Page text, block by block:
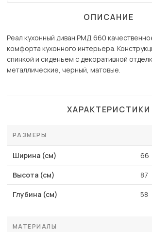
ОПИСАНИЕ
Реал кухонный диван РМД 660
комфорта кухонного интерьера.
спинкой и сиденьем с декоративной
металлические, черный, матовые.
ХАРАКТЕРИСТИКИ
РАЗМЕРЫ
Ширина (см) 66
Высота (см) 87
Глубина (см) 58
МАТЕРИАЛЫ